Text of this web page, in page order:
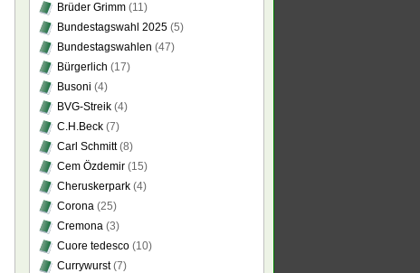
Brüder Grimm (11)
Bundestagswahl 2025 (5)
Bundestagswahlen (47)
Bürgerlich (17)
Busoni (4)
BVG-Streik (4)
C.H.Beck (7)
Carl Schmitt(8)
Cem Özdemir (15)
Cheruskerpark (4)
Corona (25)
Cremona (3)
Cuore tedesco (10)
Currywurst(7)